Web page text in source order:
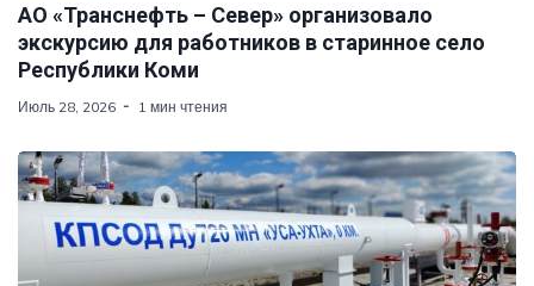
АО «Транснефть – Север» организовало
экскурсию для работников в старинное село
Республики Коми
Июль 28, 2026 1 мин чтения